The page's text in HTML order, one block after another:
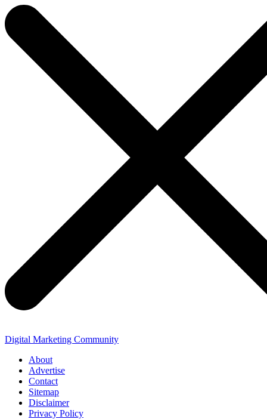
Digital Marketing Community
About
Advertise
Contact
Sitemap
Disclaimer
Privacy Policy